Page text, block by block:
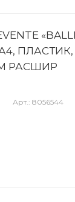
ПЛАСТИК,
РАСШИР
Арт.: 8056544